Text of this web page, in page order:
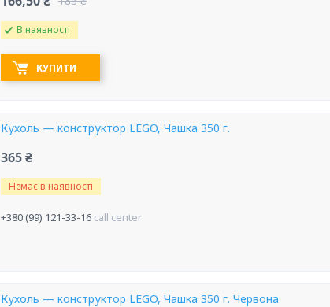
В наявності
КУПИТИ
Кухоль — конструктор LEGO, Чашка 350 г.
365 ₴
Немає в наявності
+380 (99) 121-33-16 call center
Кухоль — конструктор LEGO, Чашка 350 г. Червона